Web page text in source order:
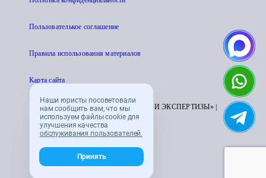
Наши юристы посоветовали
нам сообщить вам, что мы
используем файлы cookie для
улучшения качества
обслуживания пользователей.
Принять
Пользователькое соглашение
Правила использования материалов
Карта сайта
© 1995 - 2026 «ЦЕНТР АТТЕСТАЦИИ И ЭКСПЕРТИЗЫ» |
CENTRATTEK.RU